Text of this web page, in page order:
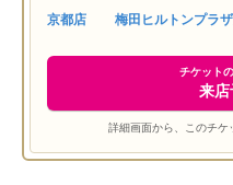
容は予告なく変更する場合があ
京都店 梅田ヒルトンプラ
チケット
来店
詳細画面から、このチケ